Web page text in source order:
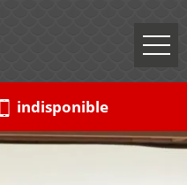
indisponible